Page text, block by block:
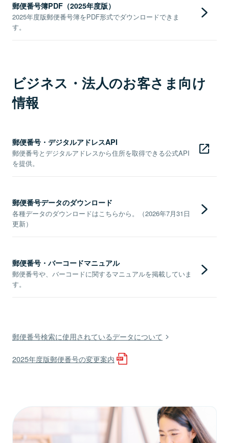
郵便番号簿PDF（2025年度版）
2025年度版郵便番号簿をPDF形式でダウンロードできま
す。
ビジネス・法人のお客さま向け
情報
郵便番号・デジタルアドレスAPI
郵便番号とデジタルアドレスから住所を取得できる公式API
を提供。
郵便番号データのダウンロード
各種データのダウンロードはこちらから。（2026年7月31日
更新）
郵便番号・バーコードマニュアル
郵便番号や、バーコードに関するマニュアルを掲載していま
す。
郵便番号検索に使用されているデータについて
2025年度版郵便番号の変更案内